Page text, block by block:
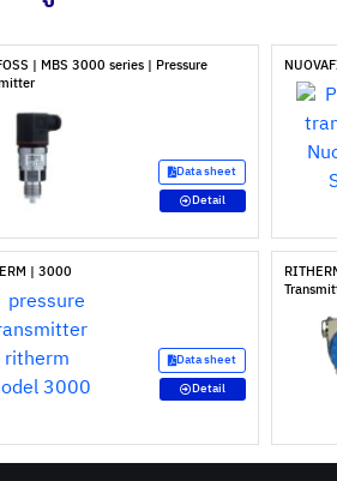
| MBS 3000 series | Pressure
Data sheet
Detail
| 3000
Data sheet
Detail